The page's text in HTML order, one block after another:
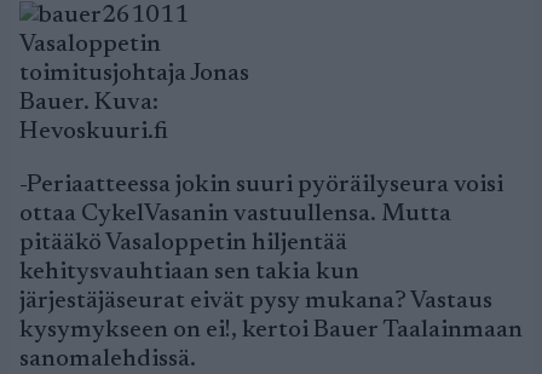
Vasaloppetin
toimitusjohtaja Jonas
Bauer. Kuva:
Hevoskuuri.fi
-Periaatteessa jokin suuri pyöräilyseura voisi
ottaa CykelVasanin vastuullensa. Mutta
pitääkö Vasaloppetin hiljentää
kehitysvauhtiaan sen takia kun
järjestäjäseurat eivät pysy mukana? Vastaus
kysymykseen on ei!, kertoi Bauer Taalainmaan
sanomalehdissä.